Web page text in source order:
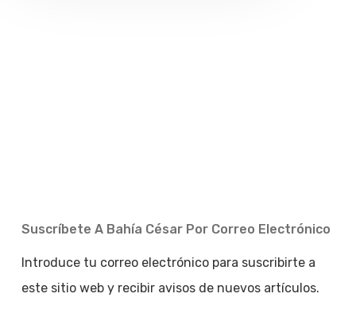
Suscríbete A Bahía César Por Correo Electrónico
Introduce tu correo electrónico para suscribirte a
este sitio web y recibir avisos de nuevos artículos.